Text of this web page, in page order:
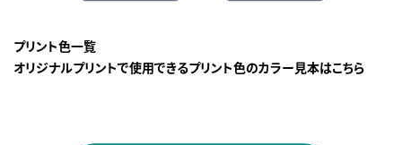
プリント色一覧
オリジナルプリントで使用できるプリント色のカラー見本はこちら